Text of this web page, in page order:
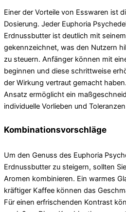
Einer der Vorteile von Esswaren ist
Dosierung. Jeder Euphoria
Erdnussbutter ist deutlich mit
gekennzeichnet, was den Nutzern
zu steuern. Anfänger können mit
beginnen und diese schrittweise
der Wirkung vertraut gemacht
Ansatz ermöglicht ein
individuelle Vorlieben und
Kombinationsvorschläge
Um den Genuss des Euphoria
Erdnussbutter zu steigern, sollten
Aromen kombinieren. Ein warmes
kräftiger Kaffee können das
Für einen erfrischenden Kontrast